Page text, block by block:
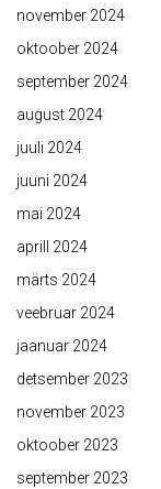
november 2024
oktoober 2024
september 2024
august 2024
juuli 2024
juuni 2024
mai 2024
aprill 2024
märts 2024
veebruar 2024
jaanuar 2024
detsember 2023
november 2023
oktoober 2023
september 2023